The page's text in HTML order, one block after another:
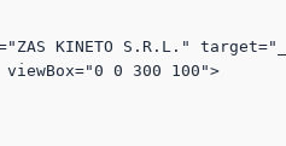
KINETO S.R.L."
0 300 100">